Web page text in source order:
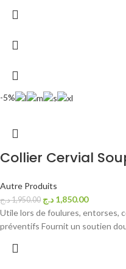
-5%
Collier Cervial
Autre Produits
1,950.00د.ج 1,850.00 د.ج
Utile lors de foulures, entorses,
préventifs Fournit un soutien